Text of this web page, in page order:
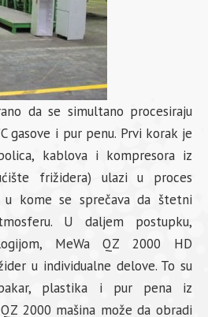
da se simultano procesiraju
gasove i pur penu. Prvi korak je
kablova i kompresora iz
frižidera) ulazi u proces
u kome se sprečava da štetni
U daljem postupku,
MeWa QZ 2000 HD
u individualne delove. To su
bakar, plastika i pur pena iz
2000 mašina može da obradi